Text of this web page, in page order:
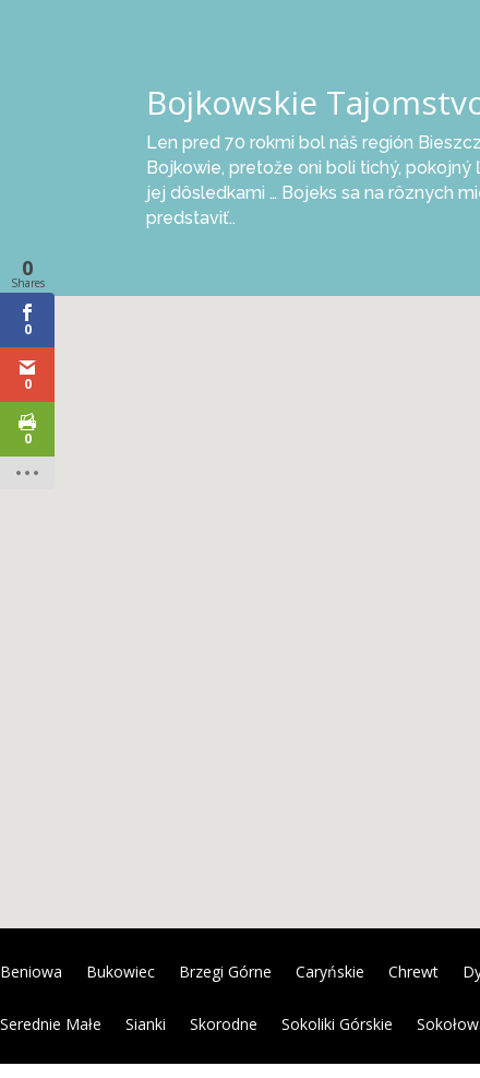
Bojkowskie
Len pred 70 rokmi bol náš región
Bojkowie, pretože oni boli tichý,
jej dôsledkami … Bojeks sa na rôznych
predstaviť..
Beniowa Bukowiec Brzegi Górne Caryńskie Chrewt
Serednie Małe Sianki Skorodne Sokoliki Górskie
0
Shares
0
0
0